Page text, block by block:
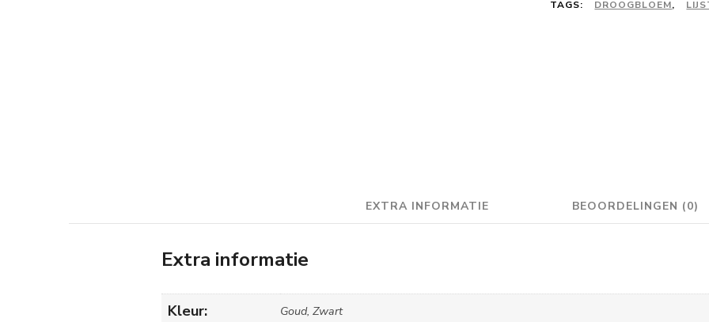
TAGS:
DROOGBLOEM,
EXTRA INFORMATIE BEOORDELINGEN (0)
Extra informatie
Kleur: Goud, Zwart